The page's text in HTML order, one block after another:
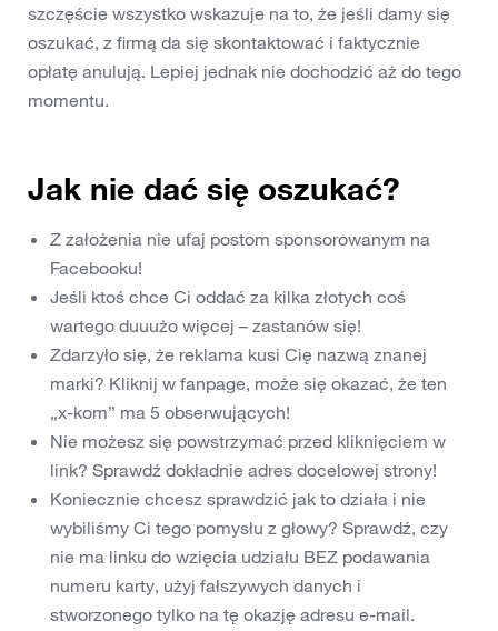
szczęście wszystko wskazuje na to, że jeśli damy się
oszukać, z firmą da się skontaktować i faktycznie
opłatę anulują. Lepiej jednak nie dochodzić aż do tego
momentu.
Jak nie dać się oszukać?
Z założenia nie ufaj postom sponsorowanym na
Facebooku!
Jeśli ktoś chce Ci oddać za kilka złotych coś
wartego duuużo więcej – zastanów się!
Zdarzyło się, że reklama kusi Cię nazwą znanej
marki? Kliknij w fanpage, może się okazać, że ten
„x-kom” ma 5 obserwujących!
Nie możesz się powstrzymać przed kliknięciem w
link? Sprawdź dokładnie adres docelowej strony!
Koniecznie chcesz sprawdzić jak to działa i nie
wybiliśmy Ci tego pomysłu z głowy? Sprawdź, czy
nie ma linku do wzięcia udziału BEZ podawania
numeru karty, użyj fałszywych danych i
stworzonego tylko na tę okazję adresu e-mail.